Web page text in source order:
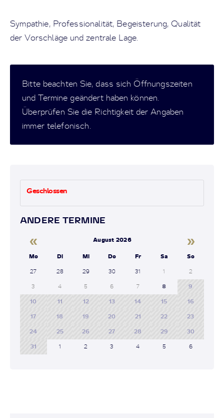
Sympathie, Professionalität, Begeisterung, Qualität
der Vorschläge und zentrale Lage.
Bitte beachten Sie, dass sich Öffnungszeiten
und Termine geändert haben können.
Überprüfen Sie die Richtigkeit der Angaben
immer telefonisch.
Geschlossen
ANDERE TERMINE
« August 2026 »
Mo Di Mi Do Fr Sa So
27 28 29 30 31 1 2
3 4 5 6 7 8 9
10 11 12 13 14 15 16
17 18 19 20 21 22 23
24 25 26 27 28 29 30
31 1 2 3 4 5 6